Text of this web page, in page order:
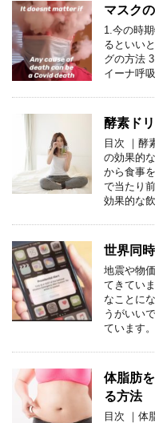
マスク
1.今の時
るといい
グの方法
イーナ呼
酵素ド
目次 ｜酵
の効果的
から食事
で当たり
効果的な
世界同
地震や物
てきてい
なことに
うがいい
ています
体脂肪
る方法
目次 ｜体